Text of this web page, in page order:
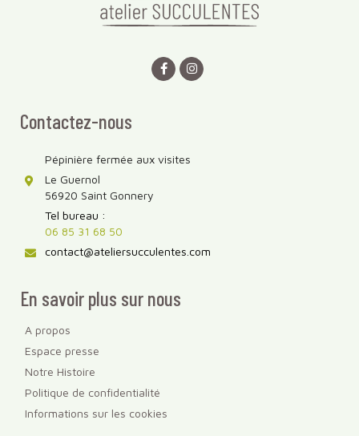
En savoir plus sur nous
A propos
Espace presse
Notre Histoire
Politique de confidentialité
Informations sur les cookies
Contactez-nous
Pépinière fermée aux visites
Le Guernol
56920 Saint Gonnery
Tel bureau :
06 85 31 68 50
contact@ateliersucculentes.com